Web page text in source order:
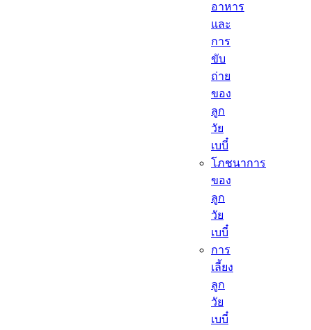
อาหาร
และ
การ
ขับ
ถ่าย
ของ
ลูก
วัย
เบบี๋
โภชนาการ
ของ
ลูก
วัย
เบบี๋
การ
เลี้ยง
ลูก
วัย
เบบี๋